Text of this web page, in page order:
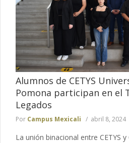
Alumnos de CETYS
Pomona participan en el
Legados
Por Campus Mexicali abril 8, 2024
La unión binacional entre CETYS